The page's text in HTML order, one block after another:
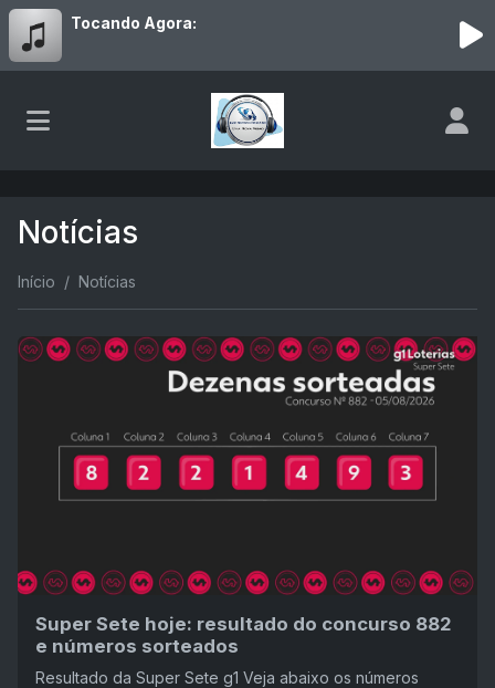
Tocando Agora:
Notícias
Início Notícias
Super Sete hoje: resultado do concurso 882
e números sorteados
Resultado da Super Sete g1 Veja abaixo os números